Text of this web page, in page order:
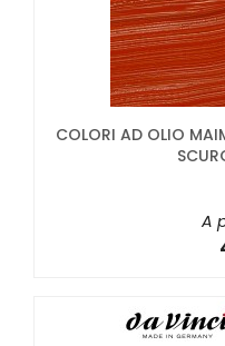
COLORI AD OLIO
A